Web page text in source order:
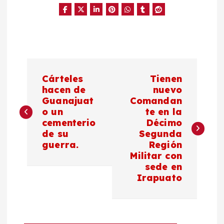
v
c
Cárteles
hacen de
Guanajuat
o un
cementerio
de su
guerra.
Tienen
nuevo
Comandan
te en la
Décimo
Segunda
Región
Militar con
sede en
Irapuato